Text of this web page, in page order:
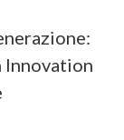
Innovation